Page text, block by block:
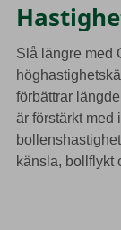
Slå längre med
förbättrar
är förstärkt
känsla, bollflykt